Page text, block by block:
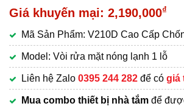
Giá
là:
2,610,000₫.
2,190,000₫
hiện
tại
là:
2,190,000₫.
Mã Sản Phẩm: V210D Cao Cấp
Model: Vòi rửa mặt nóng lạnh 1 lỗ
Liên hệ Zalo 0395 244 282 để có giá
Mua combo thiết bị nhà tắm để